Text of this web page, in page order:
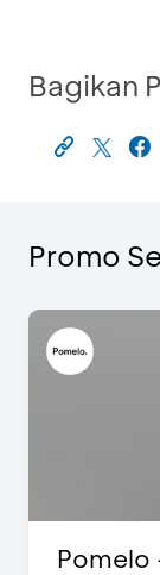
Bagikan
Promo